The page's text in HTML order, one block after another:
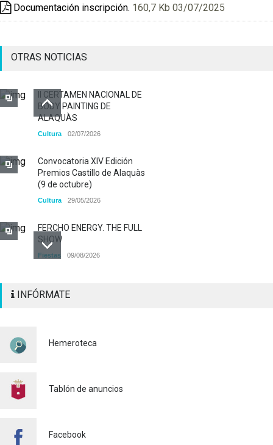
Documentación inscripción. 160,7 Kb 03/07/2025
OTRAS NOTICIAS
II CERTAMEN NACIONAL DE
BODY PAINTING DE
ALAQUÀS
Cultura 02/07/2026
Convocatoria XIV Edición
Premios Castillo de Alaquàs
(9 de octubre)
Cultura 29/05/2026
FERCHO ENERGY. THE FULL
SHOW
Fiestas 09/08/2026
INSCRIPCIÓN para participar
Cultura 03/08/2026
PAELLAS 2026
400 euros para disfrutar de
INFÓRMATE
Hemeroteca
Tablón de anuncios
Facebook